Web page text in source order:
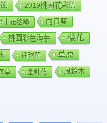
2019桃園花彩節
中花毯節 向日葵
桃園彩色海芋 櫻花
繡球花 草原
草 金針花 風鈴木